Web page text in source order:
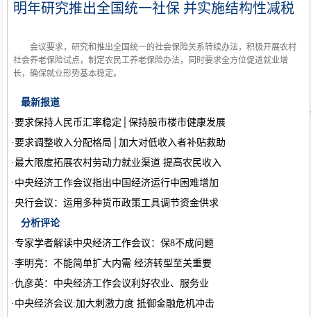
明年研究推出全国统一社保 并实施结构性减税
会议要求，研究和推出全国统一的社会保险关系转续办法，积极开展农村
社会养老保险试点，制定农民工养老保险办法，同时要求全方位促进就业增
长，确保就业形势基本稳定。
最新报道
·要求保持人民币汇率稳定
保持股市楼市健康发展
·要求调整收入分配格局
加大对低收入者补贴救助
·最大限度拓展农村劳动力就业渠道 提高农民收入
· 中央经济工作会议指出中国经济运行中困难增加
·央行会议：运用多种货币政策工具调节资金供求
分析评论
·专家学者解读中央经济工作会议：保8不成问题
·李明亮：不能简单扩大内需 经济转型至关重要
·仇彦英：中央经济工作会议利好农业、服务业
· 中央经济会议:加大刺激力度 抵御金融危机冲击